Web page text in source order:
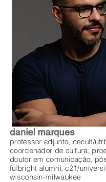
daniel marques
professor adjunto, cecult/
coordenador de cultura,
doutor em comunicação,
fulbright alumni, c21/
wisconsin-milwaukee